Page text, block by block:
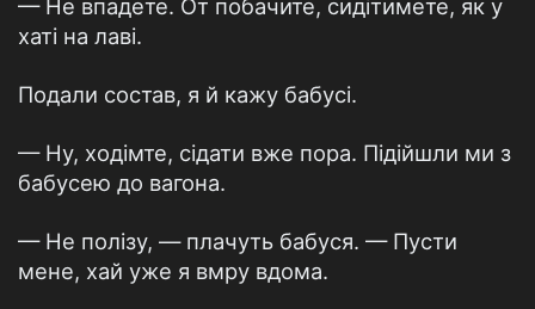
— Не впадете. От побачите, сидітимете, як у
хаті на лаві.
Подали состав, я й кажу бабусі.
— Ну, ходімте, сідати вже пора. Підійшли ми з
бабусею до вагона.
— Не полізу, — плачуть бабуся. — Пусти
мене, хай уже я вмру вдома.